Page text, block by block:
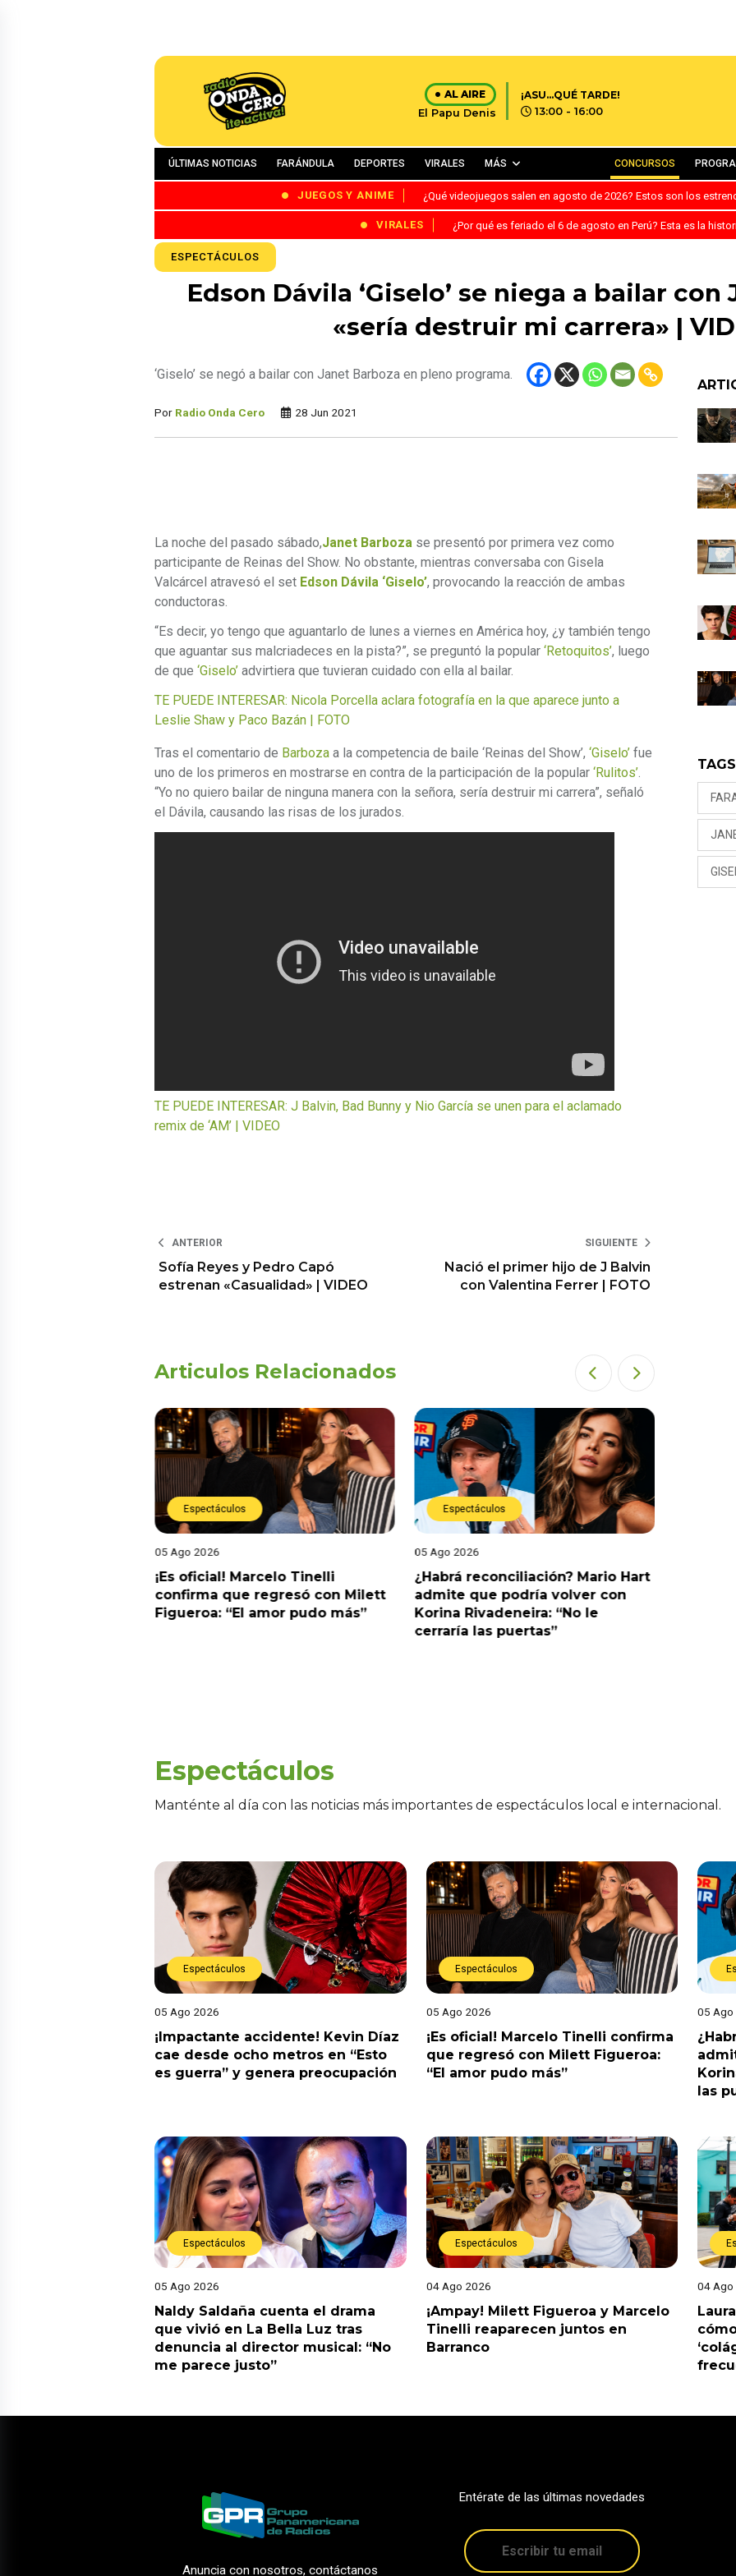
AL AIRE
El Papu Denis
¡ASU...QUÉ TARDE!
13:00 - 16:00
ÚLTIMAS NOTICIAS FARÁNDULA DEPORTES VIRALES MÁS CONCURSOS
JUEGOS Y ANIME ¿Qué videojuegos salen en agosto de 2026? Estos son los
VIRALES ¿Por qué es feriado el 6 de agosto en Perú? Esta es la
ESPECTÁCULOS
Edson Dávila ‘Giselo’ se niega a bailar con
«sería destruir mi carrera» |
‘Giselo’ se negó a bailar con Janet Barboza en pleno programa.
Por Radio Onda Cero 28 Jun 2021
La noche del pasado sábado,Janet Barboza se presentó por primera vez como
participante de Reinas del Show. No obstante, mientras conversaba con Gisela
Valcárcel atravesó el set Edson Dávila ‘Giselo’, provocando la reacción de ambas
conductoras.
“Es decir, yo tengo que aguantarlo de lunes a viernes en América hoy, ¿y también tengo
que aguantar sus malcriadeces en la pista?”, se preguntó la popular ‘Retoquitos’, luego
de que ‘Giselo’ advirtiera que tuvieran cuidado con ella al bailar.
TE PUEDE INTERESAR: Nicola Porcella aclara fotografía en la que aparece junto a
Leslie Shaw y Paco Bazán | FOTO
Tras el comentario de Barboza a la competencia de baile ‘Reinas del Show’, ‘Giselo’ fue
uno de los primeros en mostrarse en contra de la participación de la popular ‘Rulitos’.
“Yo no quiero bailar de ninguna manera con la señora, sería destruir mi carrera”, señaló
el Dávila, causando las risas de los jurados.
TE PUEDE INTERESAR: J Balvin, Bad Bunny y Nio García se unen para el aclamado
remix de ‘AM’ | VIDEO
ANTERIOR
Sofía Reyes y Pedro Capó
estrenan «Casualidad» | VIDEO
SIGUIENTE
Nació el primer hijo de J Balvin
con Valentina Ferrer | FOTO
Articulos Relacionados
Espectáculos
05 Ago 2026
¡Es oficial! Marcelo Tinelli
confirma que regresó con Milett
Figueroa: “El amor pudo más”
Espectáculos
05 Ago 2026
¿Habrá reconciliación? Mario Hart
admite que podría volver con
Korina Rivadeneira: “No le
cerraría las puertas”
TAGS
Espectáculos
Manténte al día con las noticias más importantes de espectáculos local e internacional.
Espectáculos
05 Ago 2026
¡Impactante accidente! Kevin Díaz
cae desde ocho metros en “Esto
es guerra” y genera preocupación
Espectáculos
05 Ago 2026
¡Es oficial! Marcelo Tinelli confirma
que regresó con Milett Figueroa:
“El amor pudo más”
05 Ago
las
Espectáculos
05 Ago 2026
Naldy Saldaña cuenta el drama
que vivió en La Bella Luz tras
denuncia al director musical: “No
me parece justo”
Espectáculos
04 Ago 2026
¡Ampay! Milett Figueroa y Marcelo
Tinelli reaparecen juntos en
Barranco
04 Ago
Anuncia con nosotros, contáctanos
Entérate de las últimas novedades